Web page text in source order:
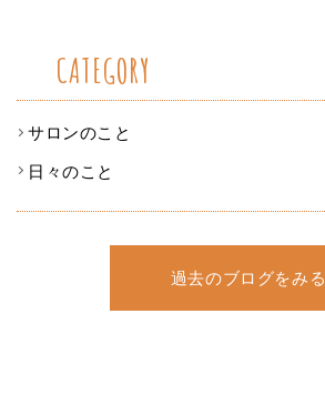
CATEGORY
サロンのこと
日々のこと
過去のブログをみる